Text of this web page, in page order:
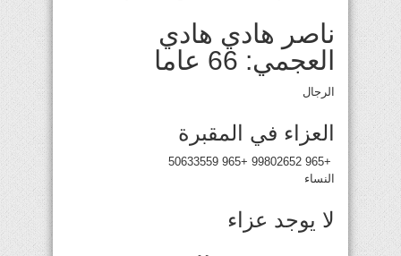
ناصر هادي هادي
العجمي: 66 عاما
الرجال
العزاء في المقبرة
+965 99802652 +965 50633559
النساء
لا يوجد عزاء